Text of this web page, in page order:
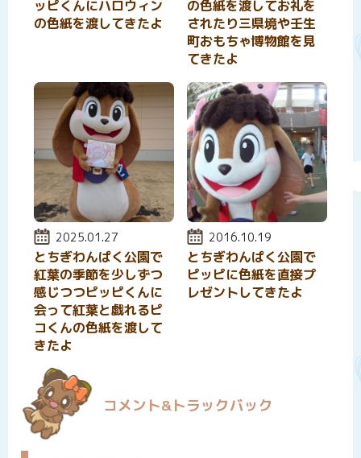
ッピくんにハロウィン
の色紙を渡してきたよ
の色紙を渡してお礼を
されたり三県境や壬生
町おもちゃ博物館を見
てきたよ
投稿日:
2025.01.27
とちぎわんぱく公園で
紅葉の季節を少しずつ
感じつつピッピくんに
会って紅葉と戯れるピ
コくんの色紙を渡して
きたよ
投稿日:
2016.10.19
とちぎわんぱく公園で
ピッピに色紙を直接プ
レゼントしてきたよ
コメント&トラックバック